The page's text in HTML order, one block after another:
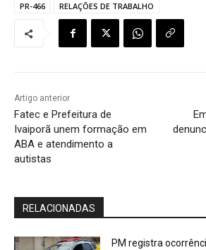
PR-466
RELAÇÕES DE TRABALHO
Artigo anterior
Fatec e Prefeitura de
Ivaiporã unem formação em
ABA e atendimento a
autistas
RELACIONADAS
PM registra